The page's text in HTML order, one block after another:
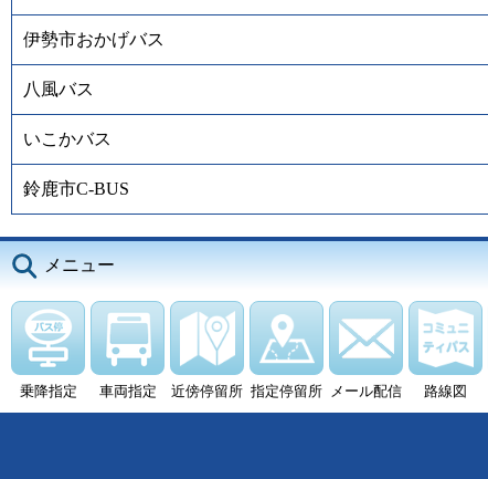
伊勢市おかげバス
八風バス
いこかバス
鈴鹿市C-BUS
メニュー
乗降指定 車両指定 近傍停留所 指定停留所 メール配信 路線図